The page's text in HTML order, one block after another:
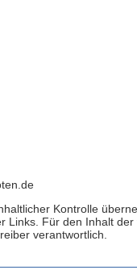
Kontrolle
Links. Für den Inhalt der
verantwortlich.